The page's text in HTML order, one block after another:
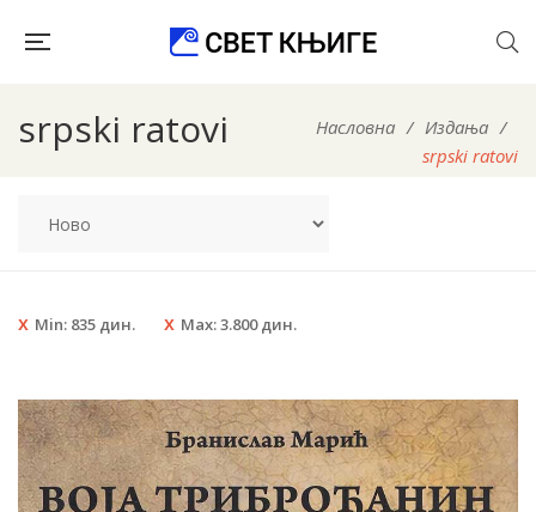
srpski ratovi Насловна / Издања /
srpski ratovi
Min: 835 дин. Max:3.800дин.